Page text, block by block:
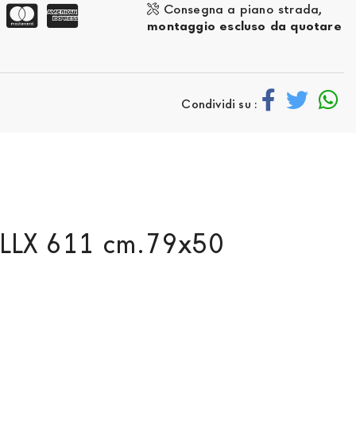
Consegna a piano strada,
montaggio escluso da quotare
Condividi su :
611 cm.79x50